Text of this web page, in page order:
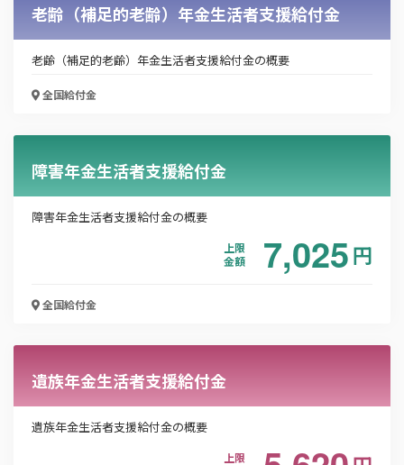
この補助金の情報をPDFダウンロード
低濃度PCB廃棄物の濃度分析・処理に係る助成金
お名前
老齢（補足的老齢）年金生活者支援給付金
老齢（補足的老齢）年金生活者支援給付金の概要
全国給付金
障害年金生活者支援給付金
障害年金生活者支援給付金の概要
上限
金額
7,025円
全国給付金
遺族年金生活者支援給付金
遺族年金生活者支援給付金の概要
上限